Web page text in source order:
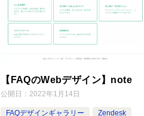
【FAQのWebデザイン】note
公開日：2022年1月14日
FAQデザインギャラリー
Zendesk